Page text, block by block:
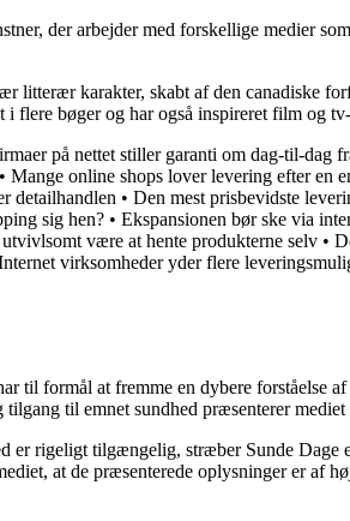
der arbejder med forskellige medier
litterær karakter, skabt af den canadiske
i flere bøger og har også inspireret film og
på nettet stiller garanti om dag-til-dag
• Mange online shops lover levering efter en
detailhandlen • Den mest prisbevidste
sig hen? • Ekspansionen bør ske via
være at hente produkterne selv •
virksomheder yder flere
til formål at fremme en dybere
tilgang til emnet sundhed præsenterer
er rigeligt tilgængelig, stræber Sunde Dage
at de præsenterede oplysninger er